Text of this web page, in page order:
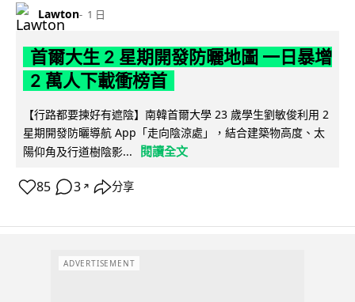
Lawton 1 日
首爾大生 2 星期開發防曬地圖 一日暴增
2 萬人下載衝榜首
【行路都要揀好有遮陰】南韓首爾大學 23 歲學生劉敏俊利用 2
星期開發防曬導航 App「走向陰涼處」，結合建築物高度、太
陽仰角及行道樹陰影...
閱讀全文
85 3 ↗ 分享
ADVERTISEMENT